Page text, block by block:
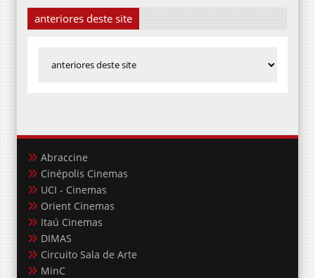
anteriores deste site
Abraccine
Cinépolis Cinemas
UCI - Cinemas
Orient Cinemas
Itaú Cinemas
DIMAS
Circuito Sala de Arte
MinC